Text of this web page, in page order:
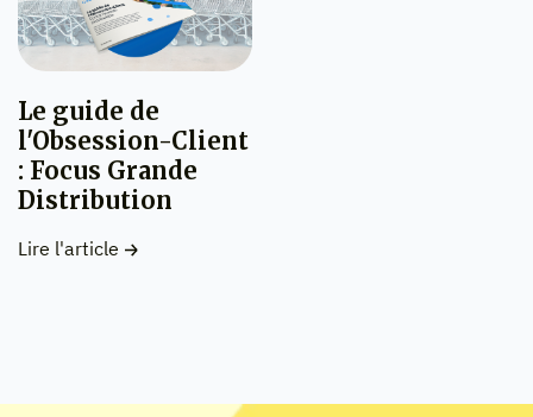
Le guide de
l'Obsession-Client
: Focus Grande
Distribution
Lire l'article